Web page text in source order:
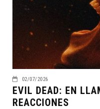
02/07/2026
EVIL DEAD: EN
REACCIONES